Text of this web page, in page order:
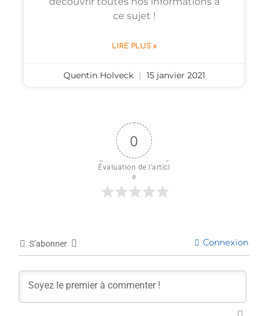
ce sujet !
LIRE PLUS »
Quentin Holveck 15 janvier 2021
0
Évaluation de l'articl
e
S’abonner Connexion